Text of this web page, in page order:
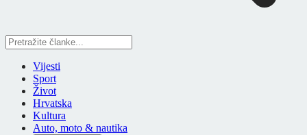
Vijesti
Sport
Život
Hrvatska
Kultura
Auto, moto & nautika